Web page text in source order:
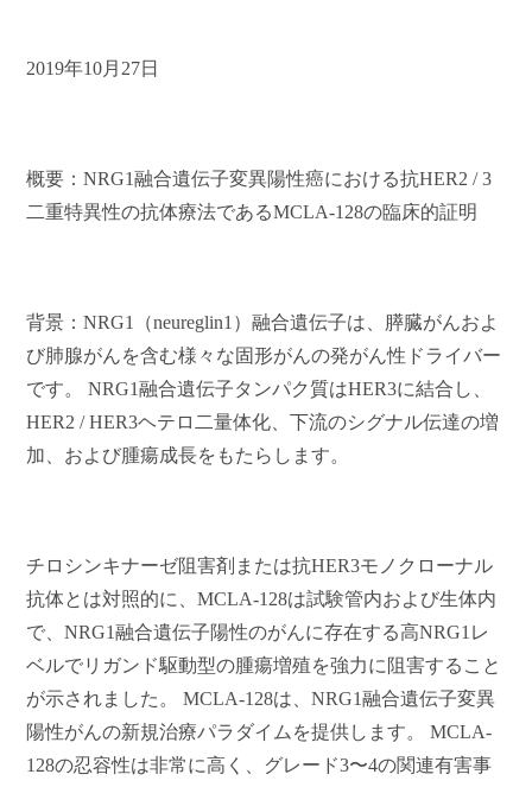
2019年10月27日
概要：NRG1融合遺伝子変異陽性癌における抗HER2 / 3
二重特異性の抗体療法であるMCLA-128の臨床的証明
背景：NRG1（neureglin1）融合遺伝子は、膵臓がんおよ
び肺腺がんを含む様々な固形がんの発がん性ドライバー
です。 NRG1融合遺伝子タンパク質はHER3に結合し、
HER2 / HER3ヘテロ二量体化、下流のシグナル伝達の増
加、および腫瘍成長をもたらします。
チロシンキナーゼ阻害剤または抗HER3モノクローナル
抗体とは対照的に、MCLA-128は試験管内および生体内
で、NRG1融合遺伝子陽性のがんに存在する高NRG1レ
ベルでリガンド駆動型の腫瘍増殖を強力に阻害すること
が示されました。 MCLA-128は、NRG1融合遺伝子変異
陽性がんの新規治療パラダイムを提供します。 MCLA-
128の忍容性は非常に高く、グレード3〜4の関連有害事